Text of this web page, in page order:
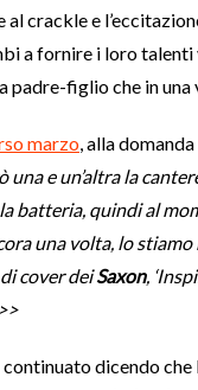
al crackle e
a fornire i loro talenti
padre-figlio che in
marzo, alla
una e un’altra la
batteria, quindi al
una volta, lo
cover deiSaxon,
continuato dicendo